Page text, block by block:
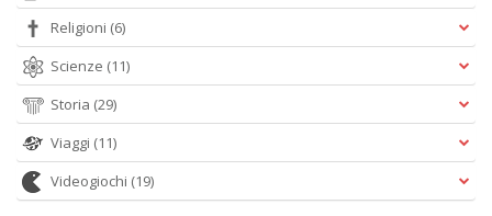
Religioni (6)
Scienze (11)
Storia (29)
Viaggi (11)
Videogiochi (19)